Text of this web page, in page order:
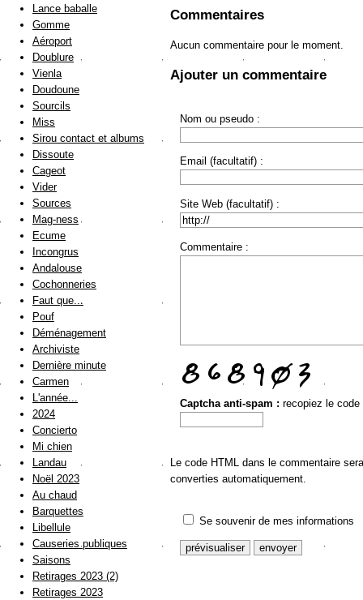
Commentaires
Aucun commentaire pour le moment.
Ajouter un commentaire
Nom ou pseudo :
Email (facultatif) :
Site Web (facultatif) :
Commentaire :
Captcha anti-spam : recopiez le code
Le code HTML dans le commentaire
converties automatiquement.
Se souvenir de mes informations
Lance baballe
Gomme
Aéroport
Doublure
Vienla
Doudoune
Sourcils
Miss
Sirou contact et albums
Dissoute
Cageot
Vider
Sources
Mag-ness
Ecume
Incongrus
Andalouse
Cochonneries
Faut que...
Pouf
Déménagement
Archiviste
Dernière minute
Carmen
L'année...
2024
Concierto
Mi chien
Landau
Noël 2023
Au chaud
Barquettes
Libellule
Causeries publiques
Saisons
Retirages 2023 (2)
Retirages 2023